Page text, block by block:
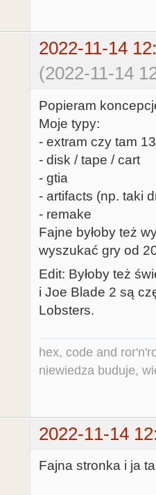
2022-11-14
(2022-11-14
Popieram
Moje typy:
- extram czy tam
- disk / tape / cart
- gtia
- artifacts (np. taki
- remake
Fajne byłoby też
wyszukać gry od
Edit: Byłoby też
i Joe Blade 2 są
Lobsters.
hex, code and
niewiedza buduje,
2022-11-14
Fajna stronka i ja